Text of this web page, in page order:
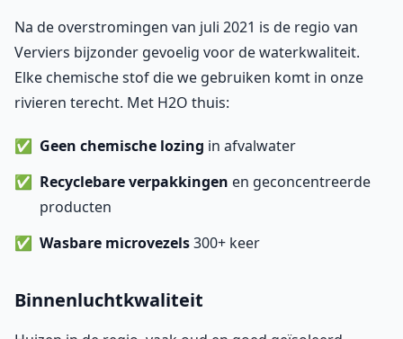
Na de overstromingen van juli 2021 is de regio van
Verviers bijzonder gevoelig voor de waterkwaliteit.
Elke chemische stof die we gebruiken komt in onze
rivieren terecht. Met H2O thuis:
Geen chemische lozing in afvalwater
Recyclebare verpakkingen en geconcentreerde
producten
Wasbare microvezels300+ keer
Binnenluchtkwaliteit